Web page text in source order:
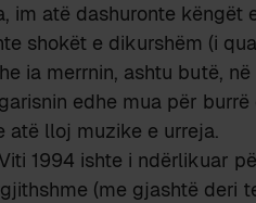
im atë dashuronte këngët
shokët e dikurshëm (i
ia merrnin, ashtu butë,
edhe mua për
atë lloj muzike e urreja.
1994 ishte i ndërlikuar
(me gjashtë deri